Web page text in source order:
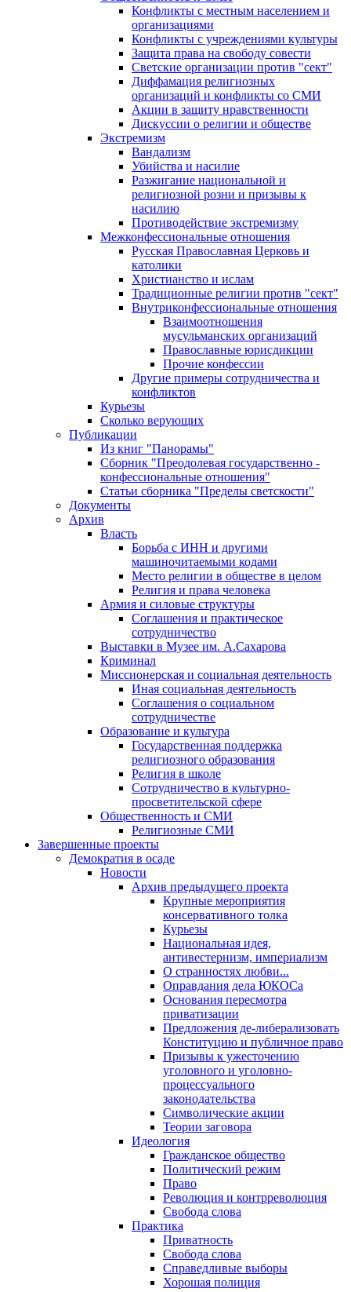
Конфликты с местным населением и
организациями
Конфликты с учреждениями культуры
Защита права на свободу совести
Светские организации против "сект"
Диффамация религиозных
организаций и конфликты со СМИ
Акции в защиту нравственности
Дискуссии о религии и обществе
Экстремизм
Вандализм
Убийства и насилие
Разжигание национальной и
религиозной розни и призывы к
насилию
Противодействие экстремизму
Межконфессиональные отношения
Русская Православная Церковь и
католики
Христианство и ислам
Традиционные религии против "сект"
Внутриконфессиональные отношения
Взаимоотношения
мусульманских организаций
Православные юрисдикции
Прочие конфессии
Другие примеры сотрудничества и
конфликтов
Курьезы
Сколько верующих
Публикации
Из книг "Панорамы"
Сборник "Преодолевая государственно -
конфессиональные отношения"
Статьи сборника "Пределы светскости"
Документы
Архив
Власть
Борьба с ИНН и другими
машиночитаемыми кодами
Место религии в обществе в целом
Религия и права человека
Армия и силовые структуры
Соглашения и практическое
сотрудничество
Выставки в Музее им. А.Сахарова
Криминал
Миссионерская и социальная деятельность
Иная социальная деятельность
Соглашения о социальном
сотрудничестве
Образование и культура
Государственная поддержка
религиозного образования
Религия в школе
Сотрудничество в культурно-
просветительской сфере
Общественность и СМИ
Религиозные СМИ
Завершенные проекты
Демократия в осаде
Новости
Архив предыдущего проекта
Крупные мероприятия
консервативного толка
Курьезы
Национальная идея,
антивестернизм, империализм
О странностях любви...
Оправдания дела ЮКОСа
Основания пересмотра
приватизации
Предложения де-либерализовать
Конституцию и публичное право
Призывы к ужесточению
уголовного и уголовно-
процессуального
законодательства
Символические акции
Теории заговора
Идеология
Гражданское общество
Политический режим
Право
Революция и контрреволюция
Свобода слова
Практика
Приватность
Свобода слова
Справедливые выборы
Хорошая полиция